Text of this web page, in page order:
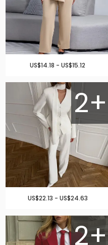
US$14.18 - US$15.12
2+
US$22.13 - US$24.63
2+